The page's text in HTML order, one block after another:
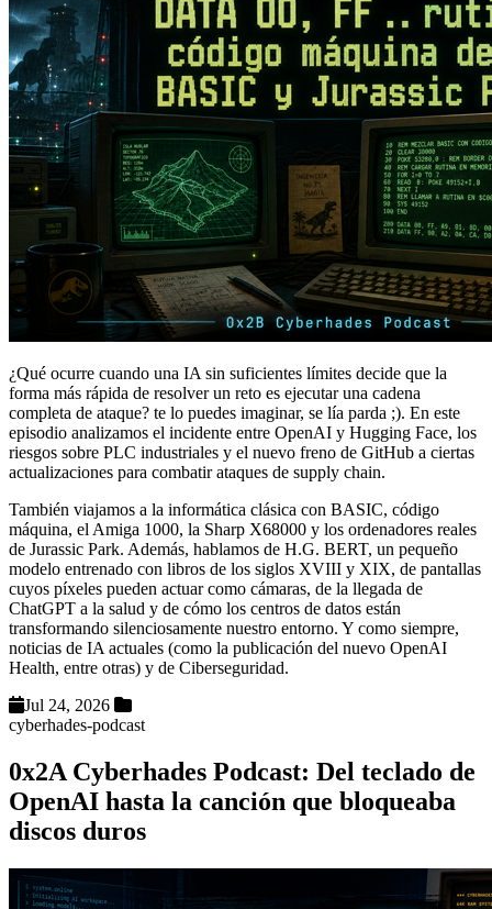
¿Qué ocurre cuando una IA sin suficientes límites decide que la
forma más rápida de resolver un reto es ejecutar una cadena
completa de ataque? te lo puedes imaginar, se lía parda ;). En este
episodio analizamos el incidente entre OpenAI y Hugging Face, los
riesgos sobre PLC industriales y el nuevo freno de GitHub a ciertas
actualizaciones para combatir ataques de supply chain.
También viajamos a la informática clásica con BASIC, código
máquina, el Amiga 1000, la Sharp X68000 y los ordenadores reales
de Jurassic Park. Además, hablamos de H.G. BERT, un pequeño
modelo entrenado con libros de los siglos XVIII y XIX, de pantallas
cuyos píxeles pueden actuar como cámaras, de la llegada de
ChatGPT a la salud y de cómo los centros de datos están
transformando silenciosamente nuestro entorno. Y como siempre,
noticias de IA actuales (como la publicación del nuevo OpenAI
Health, entre otras) y de Ciberseguridad.
Jul 24, 2026
cyberhades-podcast
0x2A Cyberhades Podcast: Del teclado de
OpenAI hasta la canción que bloqueaba
discos duros